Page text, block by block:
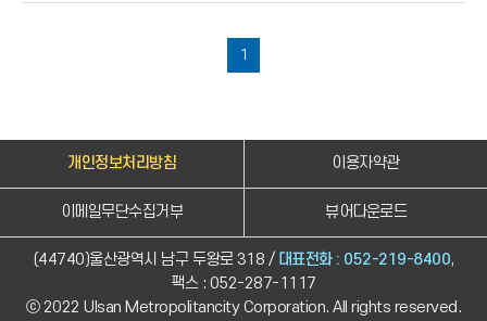
1
개인정보처리방침 이용자약관
이메일무단수집거부 뷰어다운로드
(44740)울산광역시 남구 두왕로 318 / 대표전화 : 052-219-8400,
팩스 : 052-287-1117
ⓒ 2022 Ulsan Metropolitancity Corporation. All rights reserved.